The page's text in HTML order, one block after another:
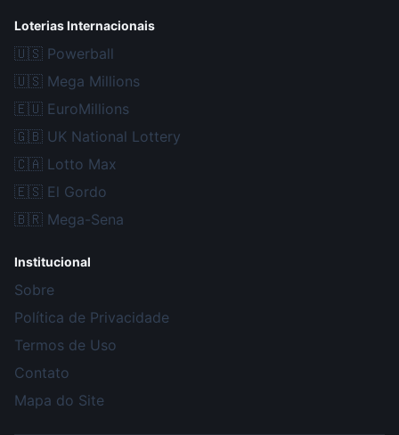
Loterias Internacionais
🇺🇸 Powerball
🇺🇸 Mega Millions
🇪🇺 EuroMillions
🇬🇧 UK National Lottery
🇨🇦 Lotto Max
🇪🇸 El Gordo
🇧🇷 Mega-Sena
Institucional
Sobre
Política de Privacidade
Termos de Uso
Contato
Mapa do Site